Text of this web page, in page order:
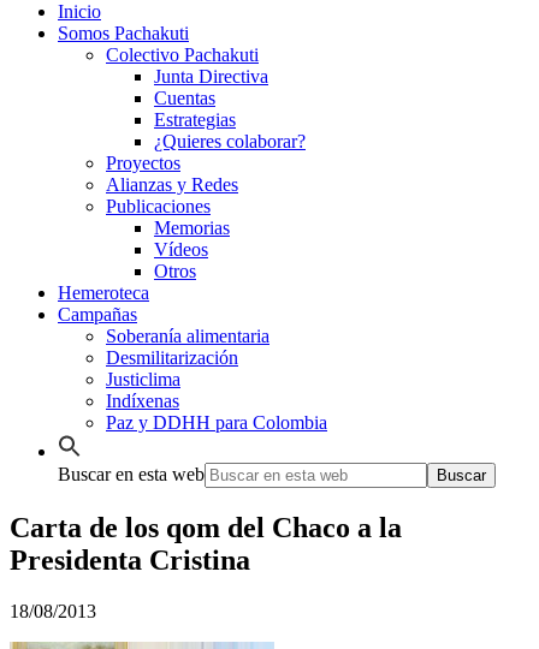
Inicio
Somos Pachakuti
Colectivo Pachakuti
Junta Directiva
Cuentas
Estrategias
¿Quieres colaborar?
Proyectos
Alianzas y Redes
Publicaciones
Memorias
Vídeos
Otros
Hemeroteca
Campañas
Soberanía alimentaria
Desmilitarización
Justiclima
Indíxenas
Paz y DDHH para Colombia
Buscar en esta web
Carta de los qom del Chaco a la
Presidenta Cristina
18/08/2013